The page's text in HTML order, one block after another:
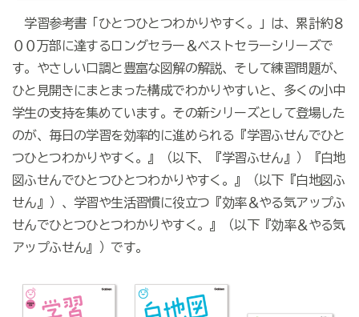
学習参考書「ひとつひとつわかりやすく。」は、累計約８
００万部に達するロングセラー＆ベストセラーシリーズで
す。やさしい口調と豊富な図解の解説、そして練習問題が、
ひと見開きにまとまった構成でわかりやすいと、多くの小中
学生の支持を集めています。その新シリーズとして登場した
のが、毎日の学習を効率的に進められる『学習ふせんでひと
つひとつわかりやすく。』（以下、『学習ふせん』）『白地
図ふせんでひとつひとつわかりやすく。』（以下『白地図ふ
せん』）、学習や生活習慣に役立つ『効率＆やる気アップふ
せんでひとつひとつわかりやすく。』（以下『効率＆やる気
アップふせん』）です。